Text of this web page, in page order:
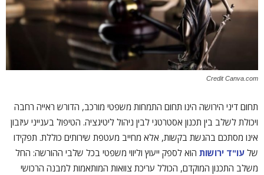
Credit Canva.com
תחום דיני הירושה הינו תחום התמחות משפטי מורכב, הדורש ראייה רחבה
ויכולת לשלב בין תכנון אסטרטגי לבין ניהול ליטיגציה. הטיפול בענייני עיזבון
אינו מסתכם בהגשת בקשות, אלא מחייב מעטפת שירותים כוללת. תפקידו
של עו"ד ירושות הוא לספק ייעוץ וליווי משפטי בכל שלבי ההורשה: החל
משלב התכנון המוקדם, הכולל עריכת צוואות המותאמות למבנה הרכושי